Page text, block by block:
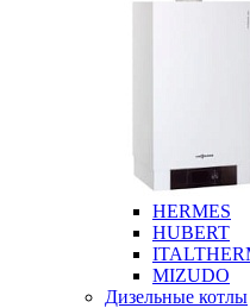
HERMES
HUBERT
MIZUDO
Дизельные котлы